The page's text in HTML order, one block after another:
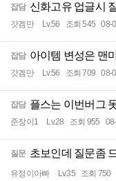
잡담 신화고유 업글시
갓겜만 Lv.56 조회 545 08-
잡담 아이템 변성은 맨
갓겜만 Lv.56 조회 709 08-
잡담 플스는 이번버그
준장이1 Lv.28 조회 955
질문 초보인데 질문좀
유정이아빠 Lv.35 조회 750